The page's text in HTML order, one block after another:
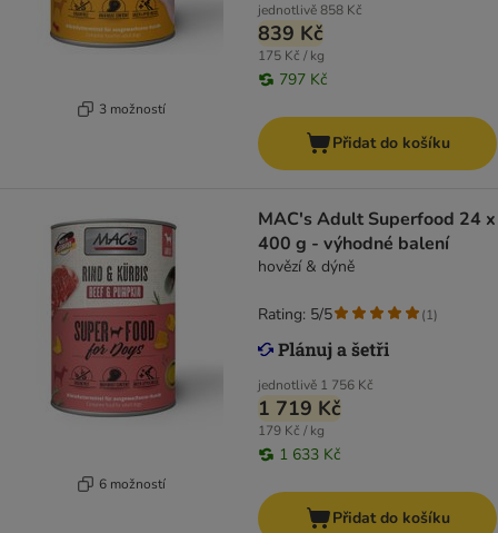
3 možností
jednotlivě858 Kč
839 Kč
175 Kč / kg
797 Kč
Přidat do košíku
6 možností
MAC's Adult Superfood 24 x
400 g - výhodné balení
hovězí & dýně
jednotlivě 1 756 Kč
1 719 Kč
179 Kč / kg
1 633 Kč
Rating: 5/5 (1)
Přidat do košíku